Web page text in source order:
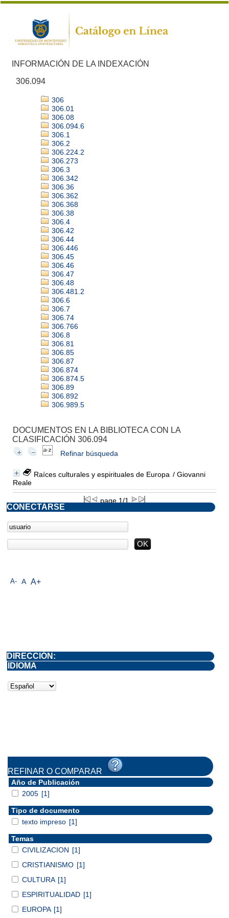
INFORMACIÓN DE LA INDEXACIÓN
306.094
306
306.01
306.08
306.094.6
306.1
306.2
306.224.2
306.273
306.3
306.342
306.36
306.362
306.368
306.38
306.4
306.42
306.44
306.446
306.45
306.46
306.47
306.48
306.481.2
306.6
306.7
306.74
306.766
306.8
306.81
306.85
306.87
306.874
306.874.5
306.89
306.892
306.989.5
DOCUMENTOS EN LA BIBLIOTECA CON LA
CLASIFICACIÓN 306.094
Refinar búsqueda
Raíces culturales y espirituales de Europa / Giovanni
Reale
page 1/1
A- A A+
CONECTARSE
DIRECCIÓN:
IDIOMA
REFINAR O COMPARAR
Año de Publicación
2005 [1]
Tipo de documento
texto impreso [1]
Temas
CIVILIZACION [1]
CRISTIANISMO [1]
CULTURA [1]
ESPIRITUALIDAD [1]
EUROPA [1]